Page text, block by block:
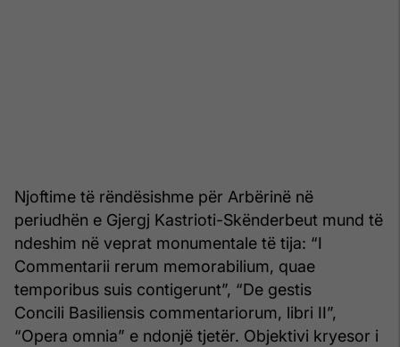
Njoftime të rëndësishme për Arbërinë në
periudhën e Gjergj Kastrioti-Skënderbeut mund të
ndeshim në veprat monumentale të tija: “I
Commentarii rerum memorabilium, quae
temporibus suis contigerunt”, “De gestis
Concili Basiliensis commentariorum, libri II”,
“Opera omnia” e ndonjë tjetër. Objektivi kryesor i